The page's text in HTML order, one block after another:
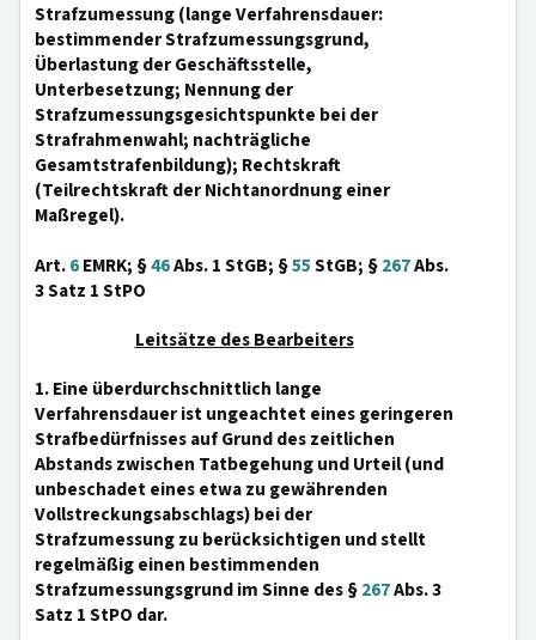
Strafzumessung (lange Verfahrensdauer:
bestimmender Strafzumessungsgrund,
Überlastung der Geschäftsstelle,
Unterbesetzung; Nennung der
Strafzumessungsgesichtspunkte bei der
Strafrahmenwahl; nachträgliche
Gesamtstrafenbildung); Rechtskraft
(Teilrechtskraft der Nichtanordnung einer
Maßregel).
Art.6EMRK; §46Abs. 1 StGB; §55StGB; §267Abs.
3 Satz 1 StPO
Leitsätze des Bearbeiters
1. Eine überdurchschnittlich lange
Verfahrensdauer ist ungeachtet eines geringeren
Strafbedürfnisses auf Grund des zeitlichen
Abstands zwischen Tatbegehung und Urteil (und
unbeschadet eines etwa zu gewährenden
Vollstreckungsabschlags) bei der
Strafzumessung zu berücksichtigen und stellt
regelmäßig einen bestimmenden
Strafzumessungsgrund im Sinne des §267Abs. 3
Satz 1 StPO dar.